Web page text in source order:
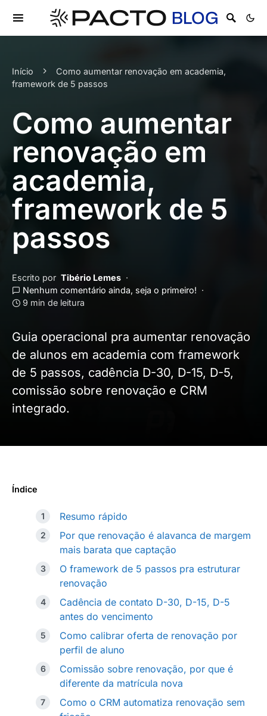
Início
Como aumentar renovação em academia,
framework de 5 passos
Como aumentar
renovação em
academia,
framework de 5
passos
Escrito por Tibério Lemes
Nenhum comentário ainda, seja o primeiro!
9 min de leitura
Guia operacional pra aumentar renovação
de alunos em academia com framework
de 5 passos, cadência D-30, D-15, D-5,
comissão sobre renovação e CRM
integrado.
Índice
Resumo rápido
Por que renovação é alavanca de margem
mais barata que captação
O framework de 5 passos pra estruturar
renovação
Cadência de contato D-30, D-15, D-5
antes do vencimento
Como calibrar oferta de renovação por
perfil de aluno
Comissão sobre renovação, por que é
diferente da matrícula nova
Como o CRM automatiza renovação sem